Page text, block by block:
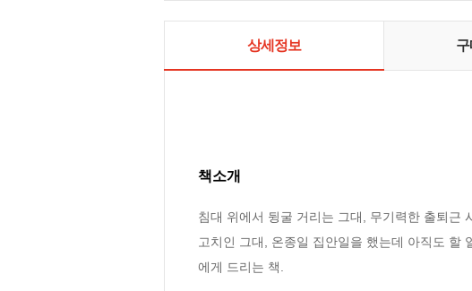
상세정보
책소개
침대 위에서 뒹굴 거리는 그대, 무기력한 출퇴근
고치인 그대, 온종일 집안일을 했는데 아직도 할
에게 드리는 책.